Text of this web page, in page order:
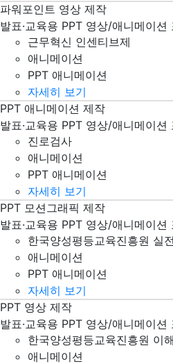
근무혁신 인센티브제 PPT 파워포
파워포인트 영상 제작
발표·교육용 PPT 영상/애니메이션
근무혁신 인센티브제
애니메이션
PPT 애니메이션
자세히 보기
진로검사 PPT 파워포인트 영상 제작
PPT 애니메이션 제작
발표·교육용 PPT 영상/애니메이션
진로검사
애니메이션
PPT 애니메이션
자세히 보기
한국양성평등교육진흥원_실전편
PPT 모션그래픽 제작
발표·교육용 PPT 영상/애니메이션
한국양성평등교육진흥원 실
애니메이션
PPT 애니메이션
자세히 보기
한국양성평등교육진흥원_강의_
PPT 영상 제작
발표·교육용 PPT 영상/애니메이션
한국양성평등교육진흥원 이
애니메이션